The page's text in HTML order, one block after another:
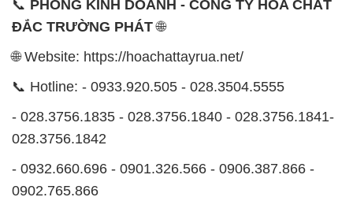
📞 PHÒNG KINH DOANH - CÔNG TY HÓA CHẤT
ĐẮC TRƯỜNG PHÁT🌐
🌐 Website: https://hoachattayrua.net/
📞 Hotline: - 0933.920.505 - 028.3504.5555
- 028.3756.1835 - 028.3756.1840 - 028.3756.1841-
028.3756.1842
- 0932.660.696 - 0901.326.566 - 0906.387.866 -
0902.765.866